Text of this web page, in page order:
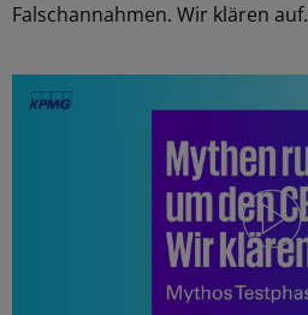
Falschannahmen. Wir klären auf.